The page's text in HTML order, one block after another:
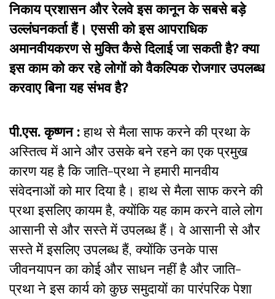
निकाय प्रशासन और रेलवे इस कानून के सबसे बड़े
उल्लंघनकर्ता हैं। एससी को इस आपराधिक
अमानवीयकरण से मुक्ति कैसे दिलाई जा सकती है? क्या
इस काम को कर रहे लोगों को वैकल्पिक रोजगार उपलब्ध
करवाए बिना यह संभव है?
पी.एस. कृष्णन :हाथ से मैला साफ करने की प्रथा के
अस्तित्व में आने और उसके बने रहने का एक प्रमुख
कारण यह है कि जाति-प्रथा ने हमारी मानवीय
संवेदनाओं को मार दिया है। हाथ से मैला साफ करने की
प्रथा इसलिए कायम है, क्योंकि यह काम करने वाले लोग
आसानी से और सस्ते में उपलब्ध हैं। वे आसानी से और
सस्ते मेें इसलिए उपलब्ध हैं, क्योंकि उनके पास
जीवनयापन का कोई और साधन नहीं है और जाति-
प्रथा ने इस कार्य को कुछ समुदायों का पारंपरिक पेशा